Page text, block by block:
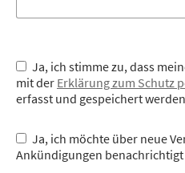
mit der Erklärung zum Schutz
erfasst und gespeichert
Ankündigungen